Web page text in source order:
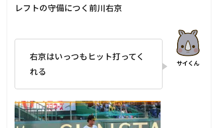
レフトの守備につく前川右京
右京はいっつもヒット打ってく
れる